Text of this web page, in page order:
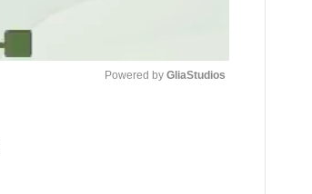
Powered by GliaStudios